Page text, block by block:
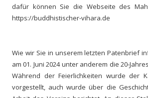
dafür können Sie die Webseite des
https://buddhistischer-vihara.de
Wie wir Sie in unserem letzten Patenbrief
am 01. Juni 2024 unter anderem die 20-
Während der Feierlichkeiten wurde der
vorgestellt, auch wurde über die